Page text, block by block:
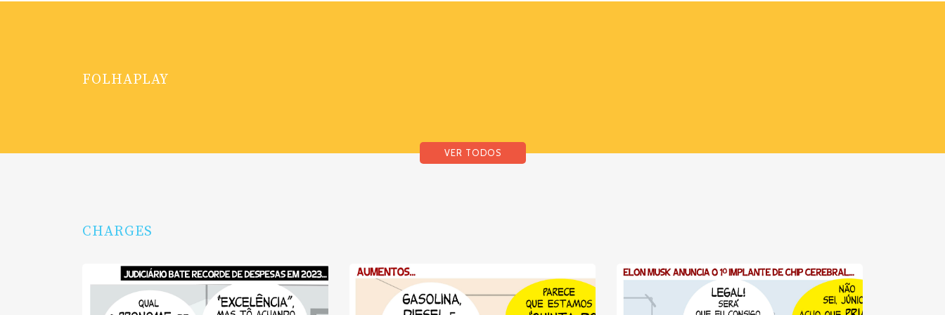
FOLHAPLAY
VER TODOS
CHARGES